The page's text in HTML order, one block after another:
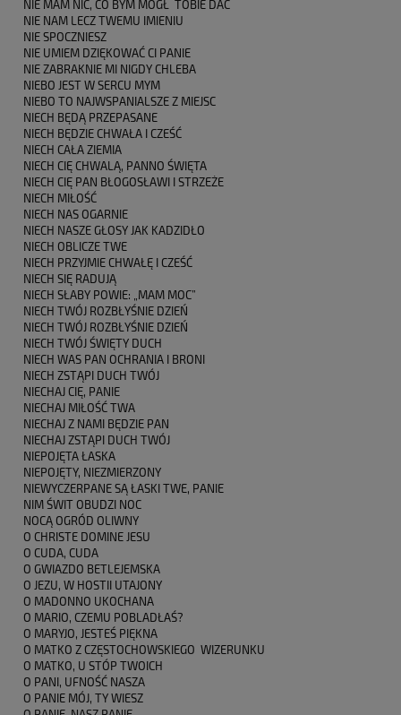
NIE MAM NIC, CO BYM MÓGŁ TOBIE DAĆ
NIE NAM LECZ TWEMU IMIENIU
NIE SPOCZNIESZ
NIE UMIEM DZIĘKOWAĆ CI PANIE
NIE ZABRAKNIE MI NIGDY CHLEBA
NIEBO JEST W SERCU MYM
NIEBO TO NAJWSPANIALSZE Z MIEJSC
NIECH BĘDĄ PRZEPASANE
NIECH BĘDZIE CHWAŁA I CZEŚĆ
NIECH CAŁA ZIEMIA
NIECH CIĘ CHWALĄ, PANNO ŚWIĘTA
NIECH CIĘ PAN BŁOGOSŁAWI I STRZEŻE
NIECH MIŁOŚĆ
NIECH NAS OGARNIE
NIECH NASZE GŁOSY JAK KADZIDŁO
NIECH OBLICZE TWE
NIECH PRZYJMIE CHWAŁĘ I CZEŚĆ
NIECH SIĘ RADUJĄ
NIECH SŁABY POWIE: „MAM MOC”
NIECH TWÓJ ROZBŁYŚNIE DZIEŃ
NIECH TWÓJ ROZBŁYŚNIE DZIEŃ
NIECH TWÓJ ŚWIĘTY DUCH
NIECH WAS PAN OCHRANIA I BRONI
NIECH ZSTĄPI DUCH TWÓJ
NIECHAJ CIĘ, PANIE
NIECHAJ MIŁOŚĆ TWA
NIECHAJ Z NAMI BĘDZIE PAN
NIECHAJ ZSTĄPI DUCH TWÓJ
NIEPOJĘTA ŁASKA
NIEPOJĘTY, NIEZMIERZONY
NIEWYCZERPANE SĄ ŁASKI TWE, PANIE
NIM ŚWIT OBUDZI NOC
NOCĄ OGRÓD OLIWNY
O CHRISTE DOMINE JESU
O CUDA, CUDA
O GWIAZDO BETLEJEMSKA
O JEZU, W HOSTII UTAJONY
O MADONNO UKOCHANA
O MARIO, CZEMU POBLADŁAŚ?
O MARYJO, JESTEŚ PIĘKNA
O MATKO Z CZĘSTOCHOWSKIEGO WIZERUNKU
O MATKO, U STÓP TWOICH
O PANI, UFNOŚĆ NASZA
O PANIE MÓJ, TY WIESZ